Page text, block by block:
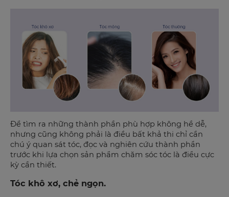
Để tìm ra những thành phần phù hợp không hề dễ,
nhưng cũng không phải là điều bất khả thi chỉ cần
chú ý quan sát tóc, đọc và nghiên cứu thành phần
trước khi lựa chọn sản phẩm chăm sóc tóc là điều cực
kỳ cần thiết.
Tóc khô xơ, chẻ ngọn.